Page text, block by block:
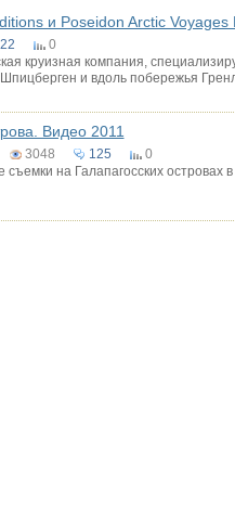
и Poseidon Arctic Voyages
0
круизная компания,
и вдоль побережья
Видео 2011
3048 125
0
на Галапагосских островах